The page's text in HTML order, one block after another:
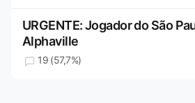
URGENTE: Jogador do São
Alphaville
19 (57,7%)